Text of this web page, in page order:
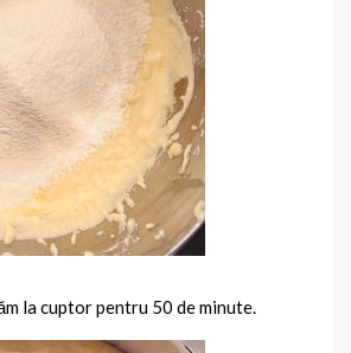
la cuptor pentru 50 de minute.